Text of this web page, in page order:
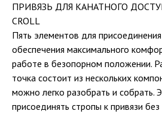
ПРИВЯЗЬ ДЛЯ КАНАТНОГО
CROLL
Пять элементов для
обеспечения максимального
работе в безопорном положении.
точка состоит из нескольких
можно легко разобрать и собрать.
присоединять стропы к привязи без